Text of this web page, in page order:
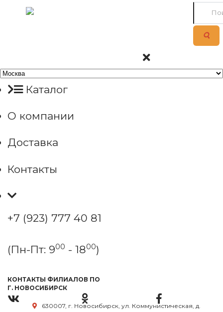
Каталог
О компании
Доставка
Контакты
+7 (923) 777 40 81
(Пн-Пт: 900 - 1800)
КОНТАКТЫ ФИЛИАЛОВ ПО
Г. НОВОСИБИРСК
630007, г. Новосибирск, ул. Коммунистическая, д.